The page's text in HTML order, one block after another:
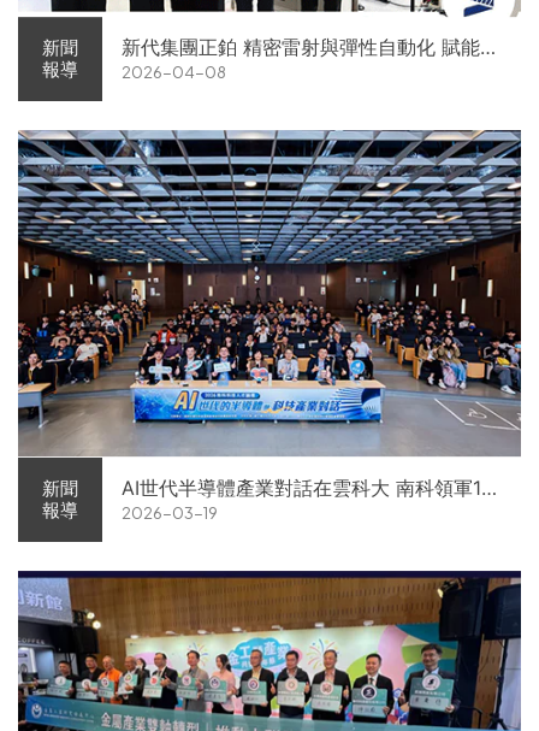
新聞
報導
新代集團正鉑 精密雷射與彈性自動化 賦能智
慧智造解方電子展亮相
2026-04-08
新聞
報導
AI世代半導體產業對話在雲科大 南科領軍11
家企業前進校園徵才
2026-03-19